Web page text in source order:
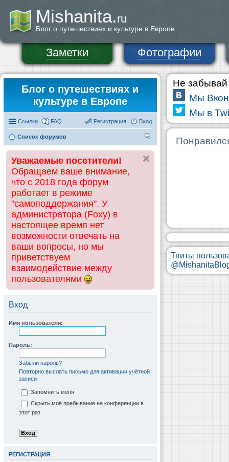
Mishanita.ru
Блог о путешествиях и культуре в Европе
Заметки Фотографии
Блог о путешествиях и
культуре в Европе
Ссылки FAQ Вход
Регистрация
Список форумов
ск
Уважаемые посетители!
Обращаем ваше внимание,
что с 2018 года форум
работает в режиме
"самоподдержания". У
администратора (Foxy) в
настоящее время нет
возможности отвечать на
ваши вопросы, но мы
приветствуем
взаимодействие между
пользователями
Вход
Имя пользователя:
Пароль:
Забыли пароль?
Повторно выслать письмо для активации учётной
записи
Запомнить меня
Скрыть моё пребывание на конференции в
этот раз
РЕГИСТРАЦИЯ
Не забывай
Мы
Мы в
Твиты